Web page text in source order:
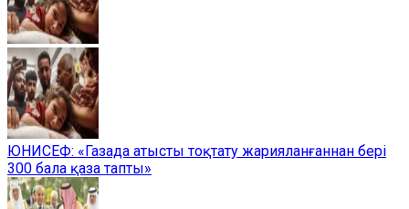
ЮНИСЕФ: «Газада атысты тоқтату жарияланғаннан бері
300 бала қаза тапты»